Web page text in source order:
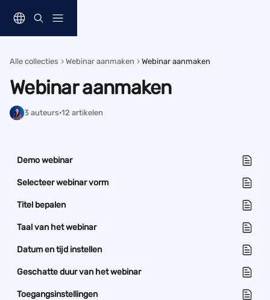
Alle collecties Webinar aanmaken Webinar aanmaken
Webinar aanmaken
3 auteurs·12 artikelen
Demo webinar
Selecteer webinar vorm
Titel bepalen
Taal van het webinar
Datum en tijd instellen
Geschatte duur van het webinar
Toegangsinstellingen